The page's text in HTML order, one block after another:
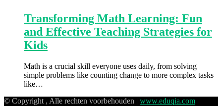
Transforming Math Learning: Fun
and Effective Teaching Strategies for
Kids
Math is a crucial skill everyone uses daily, from solving
simple problems like counting change to more complex tasks
like…
© Copyright , Alle rechten voorbehouden | www.eduqia.com